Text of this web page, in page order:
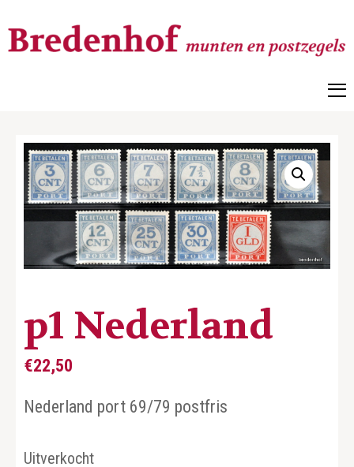
p1 Nederland
€22,50
Nederland port 69/79 postfris
Uitverkocht